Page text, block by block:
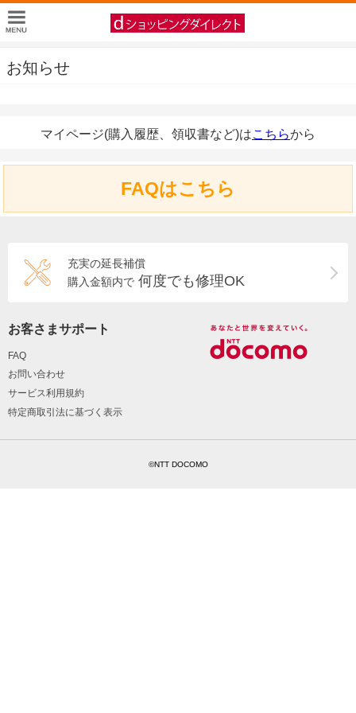
お知らせ
マイページ(購入履歴、領収書など)はこちらから
FAQはこちら
充実の延長補償
購入金額内で 何度でも修理OK
お客さまサポート
FAQ
お問い合わせ
サービス利用規約
特定商取引法に基づく表示
©NTT DOCOMO